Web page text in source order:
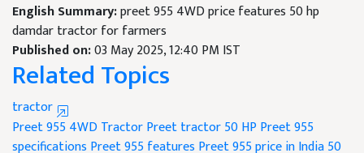
English Summary:preet 955 4WD price features 50 hp
damdar tractor for farmers
Published on:03 May 2025, 12:40 PM IST
Related Topics
tractor
Preet 955 4WD TractorPreet tractor 50 HPPreet 955
specifications Preet 955 features Preet 955 price in India50